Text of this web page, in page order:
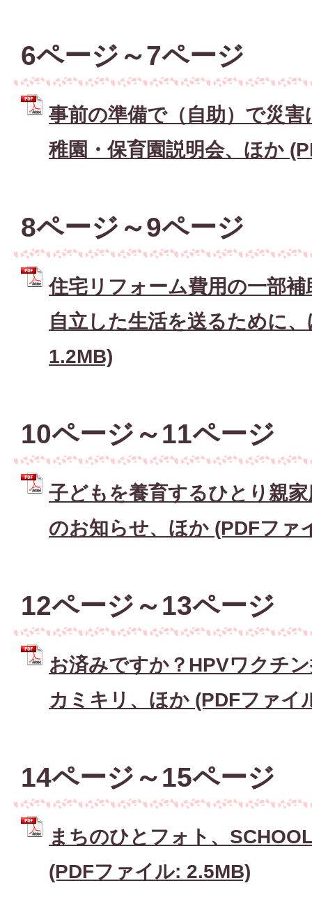
6ページ～7ページ
事前の準備で（自助）で災
稚園・保育園説明会、ほか
8ページ～9ページ
住宅リフォーム費用の一部
自立した生活を送るために
1.2MB)
10ページ～11ページ
子どもを養育するひとり親
のお知らせ、ほか (PDFファ
12ページ～13ページ
お済みですか？HPVワクチ
カミキリ、ほか (PDFファイ
14ページ～15ページ
まちのひとフォト、
(PDFファイル: 2.5MB)